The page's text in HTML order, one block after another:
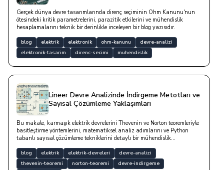
Gerçek dünya devre tasarımlarında direnç seçiminin Ohm Kanunu'nun
ötesindeki kritik parametrelerini, parazitik etkilerini ve mühendislik
hesaplamalarını teknik bir derinlikle inceleyen bir blog yazısıdır.
blog elektrik elektronik ohm-kanunu
devre-analizi
elektronik-tasarim
direnc-secimi muhendislik
Lineer Devre Analizinde İndirgeme Metotları ve
Sayısal Çözümleme Yaklaşımları
Bu makale, karmaşık elektrik devrelerini Thevenin ve Norton teoremleriyle
basitleştirme yöntemlerini, matematiksel analiz adımlarını ve Python
tabanlı sayısal çözümleme tekniklerini detaylı bir mühendislik
blog elektrik elektrik-devreleri
devre-analizi
thevenin-teoremi
norton-teoremi
devre-indirgeme